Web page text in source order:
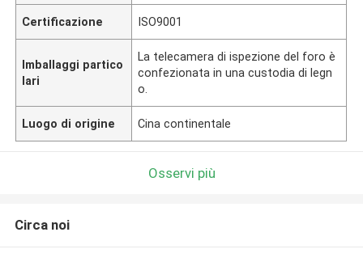
Certificazione ISO9001
Imballaggi partico
lari
La telecamera di ispezione del foro è
confezionata in una custodia di legn
o.
Luogo di origine Cina continentale
Osservi più
Circa noi